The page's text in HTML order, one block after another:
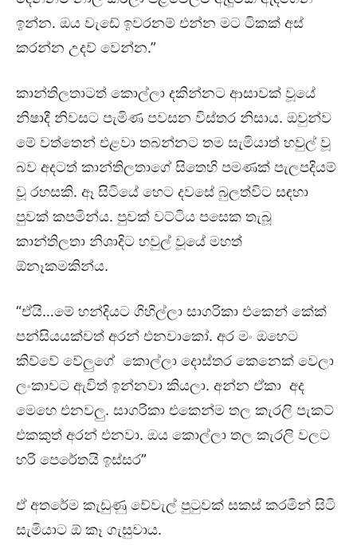
ඉන්න. ඔය වැඩේ ඉවරනම් එන්න මට ටිකක් අස්
කරන්න උදව් වෙන්න.”
කාන්තිලතාටත් කොල්ලා දකින්නට ආසාවක් වූයේ
නිෂාදී නිවසට පැමිණ පවසන විස්තර නිසාය. ඔවුන්ව
මේ වත්තෙන් එළවා තබන්නට තම සැමියාත් හවුල් වූ
බව අදටත් කාන්තිලතාගේ සිතෙහි පමණක් පැලපදියම්
වූ රහසකි. ඈ සිටියේ හෙට දවසේ බුලත්විට සඳහා
පුවක් කපමින්ය. පුවක් වට්ටිය පසෙක තැබූ
කාන්තිලතා නිශාදිට හවුල් වූයේ මහත්
ඕනෑකමකින්ය.
“ඒයි…මේ හන්දියට ගිහිල්ලා සාගරිකා එකෙන් කේක්
පන්සියයක්වත් අරන් එනවාකෝ. අර මං ඔහෙට
කිව්වේ වේලුගේ කොල්ලා දොස්තර කෙනෙක් වෙලා
ලංකාවට ඇවිත් ඉන්නවා කියලා. අන්න ඒකා අද
මෙහෙ එනවලු. සාගරිකා එකෙන්ම තල කැරලි පැකට්
එකකුත් අරන් එනවා. ඔය කොල්ලා තල කැරලි වලට
හරි පෙරේතයි ඉස්සර”
ඒ අතරේම කැඩුණු වේවැල් පුටුවක් සකස් කරමින් සිටි
සැමියාට ඕ කෑ ගැසුවාය.